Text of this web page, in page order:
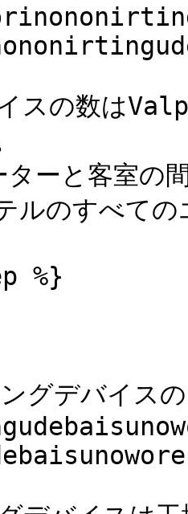
スの数は
ーと客室の
ルのすべて
グデバイス